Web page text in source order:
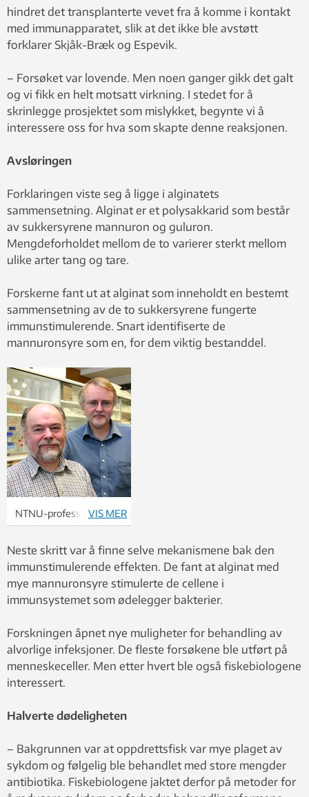
byggestein. Etter hvert
kom det for en dag at
alginat består av to.
egenskaper, og en ny
verden av muligheter
åpnet seg.
hindret det transplanterte vevet fra å komme i kontakt
med immunapparatet, slik at det ikke ble avstøtt
forklarer Skjåk-Bræk og Espevik.
– Forsøket var lovende. Men noen ganger gikk det galt
og vi fikk en helt motsatt virkning. I stedet for å
skrinlegge prosjektet som mislykket, begynte vi å
interessere oss for hva som skapte denne reaksjonen.
Avsløringen
Forklaringen viste seg å ligge i alginatets
sammensetning. Alginat er et polysakkarid som består
av sukkersyrene mannuron og guluron.
Mengdeforholdet mellom de to varierer sterkt mellom
ulike arter tang og tare.
Forskerne fant ut at alginat som inneholdt en bestemt
sammensetning av de to sukkersyrene fungerte
immunstimulerende. Snart identifiserte de
mannuronsyre som en, for dem viktig bestanddel.
NTNU-professorene
Gudmund Skjåk-Bræk
og Terje Espevik tilsatte
den bakteriedrepende
alginatsammensetningen
i i vannet hos
Dødeligheten ble
halvert. Foto: Synnøve
Ressem
VIS MER
Neste skritt var å finne selve mekanismene bak den
immunstimulerende effekten. De fant at alginat med
mye mannuronsyre stimulerte de cellene i
immunsystemet som ødelegger bakterier.
Forskningen åpnet nye muligheter for behandling av
alvorlige infeksjoner. De fleste forsøkene ble utført på
menneskeceller. Men etter hvert ble også fiskebiologene
interessert.
Halverte dødeligheten
– Bakgrunnen var at oppdrettsfisk var mye plaget av
sykdom og følgelig ble behandlet med store mengder
antibiotika. Fiskebiologene jaktet derfor på metoder for